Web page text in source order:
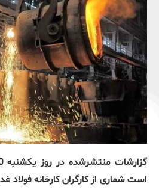
است شماری از کارگران کارخانه فولاد